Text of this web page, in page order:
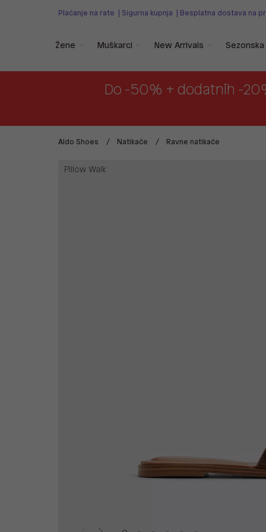
Plaćanje na rate Sigurna kupnja Besplatna dostava na
Žene Muškarci New Arrivals
Do -50% + dodatnih -
Aldo Shoes Natikače Ravne natikače
Pillow Walk